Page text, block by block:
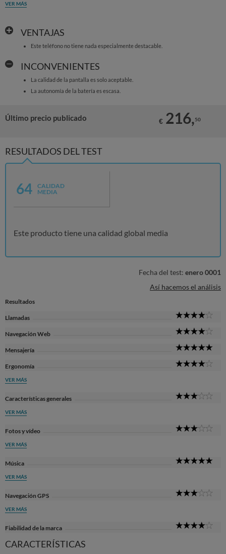
VER MÁS
VENTAJAS
Este teléfono no tiene nada especialmente destacable.
INCONVENIENTES
La calidad de la pantalla es solo aceptable.
La autonomía de la batería es escasa.
Último precio publicado € 216,50
RESULTADOS DEL TEST
64
CALIDAD
MEDIA
Este producto tiene una calidad global media
Fecha del test: enero 0001
Así hacemos el análisis
Resultados
Llamadas
Navegación Web
Mensajería
Ergonomía
VER MÁS
Características generales
VER MÁS
Fotos y vídeo
VER MÁS
Música
VER MÁS
Navegación GPS
VER MÁS
Fiabilidad de la marca
CARACTERÍSTICAS